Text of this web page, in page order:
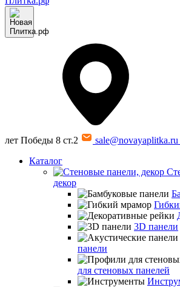
лет Победы 8 ст.2
sale@novayaplitka.ru
Каталог
декор
3D панели
панели
для стеновых панелей